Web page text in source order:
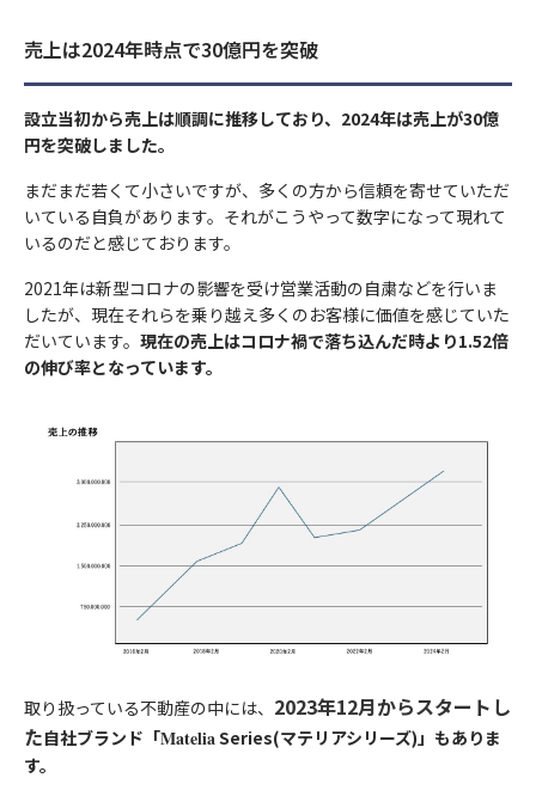
売上は2024年時点で30億円を突破
設立当初から売上は順調に推移しており、2024年は売上が30億
円を突破しました。
まだまだ若くて小さいですが、多くの方から信頼を寄せていただ
いている自負があります。それがこうやって数字になって現れて
いるのだと感じております。
2021年は新型コロナの影響を受け営業活動の自粛などを行いま
したが、現在それらを乗り越え多くのお客様に価値を感じていた
だいています。 現在の売上はコロナ禍で落ち込んだ時より1.52倍
の伸び率となっています。
取り扱っている不動産の中には、 2023年12月からスタートし
た自社ブランド「MateliaSeries(マテリアシリーズ)」もありま
す。
②人の生命、身体又は財産の保護のために必要がある場合
③公衆衛生の向上又は児童の健全な育成の推進のために特に必要
④国の機関若しくは地方公共団体又はその委託を受けた者が法令
の定める事務を遂行することに対して協力する必要がある場合
⑤保険料収納事務等の遂行上必要な場合において、政治。宗教等
の団体若しくは労働組合への所属若しくは加盟に関する従業員等
のセンシティブ情報を取得、利用又は第三者提供する場合。
て、センシティブ情報を取得、利用又は第三者提供する場合。
⑦保険業の適切な業務運営を確保する必要性から、本人の同意に
基づき遂行上必要な範囲でセンシティブ情報を取得、利用又は第
三者提供する場合。
9）見直し・改善
ては、適宜見直し、改善いたします。
10）個人情報保護法に基づく保有個人データ開示、訂正等また
個人情報保護法に基づく保有個人データに関する開示、訂正等ま
たは利用停止などに関する請求については、データ保有者である
保険会社に対してお取次ぎいたします。
11）お問い合わせ・ご相談・苦情へのご対応
当社は個人情報の取扱いに関する苦情・ご相談に迅速にご対応い
を講じるとともに、利用目的の達成に必要とされる正確性・最新
7）個人データの第三者への提供
当社は、個人データを第三者に提供するにあたり、以下の場合を
除き、ご本人の同意なく第三者に個人データを提供しません。
①法令に基づく場合
て、本人の同意を得ることが困難であるとき。
③公衆衛生の向上又は児童の健全な育成推進のために特に必要が
ある場合であって、本人の同意を得ることが困難であるとき。
あって、本人の同意を得ることにより当該事務の遂行に支障を及
⑤当社が受託する保険募集業務を遂行するに必要な限度で、当該
保険会社に個人データを提供する場合
8）センシティブ情報のお取扱い
当社は、政治的見解、信教(宗教、思想および信条をいいます)、
労働組合への加盟、人種および民族、門地および本籍、保健医療
情報」といいます)を掲げる場合を除くほか、取得、利用または
第三者提供を行いません。
上記の利用目的を変更する場合には、相当の関連性を有すると合
理的に認められる範囲においてのみ行い、その内容をご本人に対
し、原則として書面等（電磁的記録を含む。以下同じ。）により
通知し、または当社のホームページなどにより公表します。
5）個人情報の取得
当社は、業務上必要な範囲で、かつ、適法で公正な手段により個
人情報を取得します。
当サイトでは、Googleによるアクセス解析ツール「Googleアナ
リティクス」を使用しています。このGoogleアナリティクスは
データの収集のためにCookieを使用しています。このデータは
匿名で収集されており、個人を特定するものではありません。
約に関しての詳細はGoogleアナリティクスサービス利用規約の
ページやGoogleポリシーと規約ページをご覧ください。
6）個人データの安全管理措置
当社は、取扱う個人データの漏えい、減失またはき損の防止その
他の個人データの安全管理のため、安全管理に関する取扱い規定
などの整備および実施体制の整備など、十分なセキュリティ対策
性を確保するために適切な措置を講じています。
7）個人データの第三者への提供
電話番号
ご興味のある内容
シミュレーション結果
年間家賃収入
節税金額
同意する
送信する
電話番号
ご興味のある内容
シミュレーション結果
年間家賃収入
節税金額
送信する
6）個人データの安全管理措置
他の個人データの安全管理のため、安全管理に関する取扱い規定
などの整備および実施体制の整備など、十分なセキュリティ対策
を講じるとともに、利用目的の達成に必要とされる正確性・最新
性を確保するために適切な措置を講じています。
7）個人データの第三者への提供
当社は、個人データを第三者に提供するにあたり、以下の場合を
除き、ご本人の同意なく第三者に個人データを提供しません。
①法令に基づく場合
て、本人の同意を得ることが困難であるとき。
ある場合であって、本人の同意を得ることが困難であるとき。
④国の機関若しくは地方公共団体又はその委託を受けた者が法令
の定める事務を遂行することに対して協力する必要がある場合で
あって、本人の同意を得ることにより当該事務の遂行に支障を及
ぼすおそれがあるとき。
8）センシティブ情報のお取扱い
当社は、政治的見解、信教(宗教、思想および信条をいいます)、
負担額
年間家賃収入
万円/年
節税金額
万円/年